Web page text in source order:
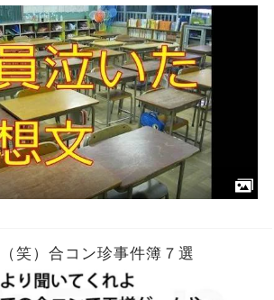
笑）合コン珍事件簿７選